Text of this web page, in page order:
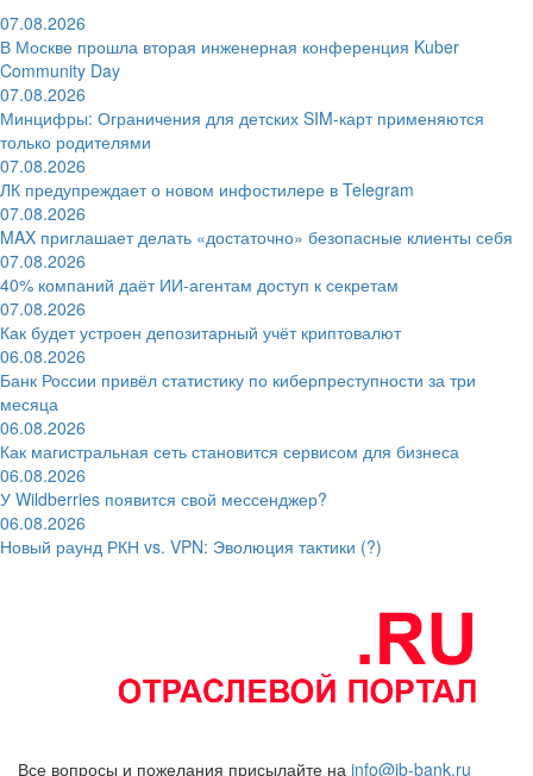
07.08.2026
В Москве прошла вторая инженерная конференция Kuber
Community Day
07.08.2026
Минцифры: Ограничения для детских SIM-карт применяются
только родителями
07.08.2026
ЛК предупреждает о новом инфостилере в Telegram
07.08.2026
MAX приглашает делать «достаточно» безопасные клиенты себя
07.08.2026
40% компаний даёт ИИ‑агентам доступ к секретам
07.08.2026
Как будет устроен депозитарный учёт криптовалют
06.08.2026
Банк России привёл статистику по киберпреступности за три
месяца
06.08.2026
Как магистральная сеть становится сервисом для бизнеса
06.08.2026
У Wildberries появится свой мессенджер?
06.08.2026
Новый раунд РКН vs. VPN: Эволюция тактики (?)
Все вопросы и пожелания присылайте на info@ib-bank.ru